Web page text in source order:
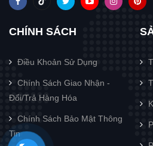
CHÍNH SÁCH
Điều Khoản Sử Dụng
Chính Sách Giao Nhận -
Đổi/Trả Hàng Hóa
Chính Sách Bảo Mật Thông
Tin